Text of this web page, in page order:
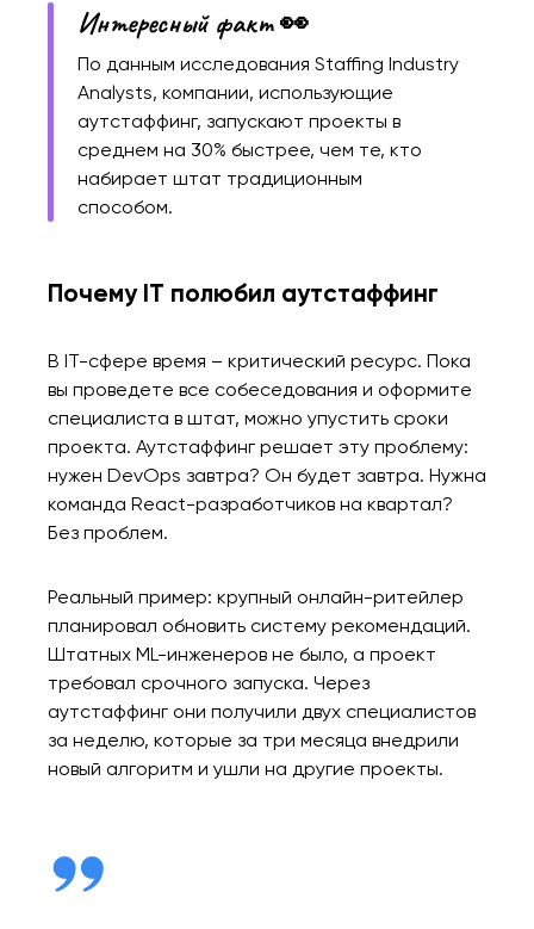
Интересный факт 👀
По данным исследования Staffing Industry
Analysts, компании, использующие
аутстаффинг, запускают проекты в
среднем на 30% быстрее, чем те, кто
набирает штат традиционным
способом.
Почему IT полюбил аутстаффинг
В IT-сфере время – критический ресурс. Пока
вы проведете все собеседования и оформите
специалиста в штат, можно упустить сроки
проекта. Аутстаффинг решает эту проблему:
нужен DevOps завтра? Он будет завтра. Нужна
команда React-разработчиков на квартал?
Без проблем.
Реальный пример: крупный онлайн-ритейлер
планировал обновить систему рекомендаций.
Штатных ML-инженеров не было, а проект
требовал срочного запуска. Через
аутстаффинг они получили двух специалистов
за неделю, которые за три месяца внедрили
новый алгоритм и ушли на другие проекты.